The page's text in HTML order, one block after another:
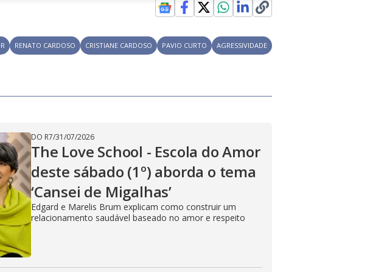
a
y
V
i
d
n
T
i
e
t
u
RENATO CARDOSO CRISTIANE CARDOSO PAVIO CURTO AGRESSIVIDADE
DO R7/31/07/2026
The Love School - Escola do Amor
deste sábado (1º) aborda o tema
‘Cansei de Migalhas’
Edgard e Marelis Brum explicam como construir um
relacionamento saudável baseado no amor e respeito